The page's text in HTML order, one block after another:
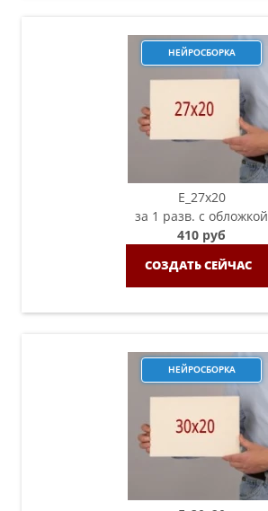
НЕЙРОСБОРКА
E_27x20
за 1 разв. с обложкой
410 руб
СОЗДАТЬ СЕЙЧАС
НЕЙРОСБОРКА